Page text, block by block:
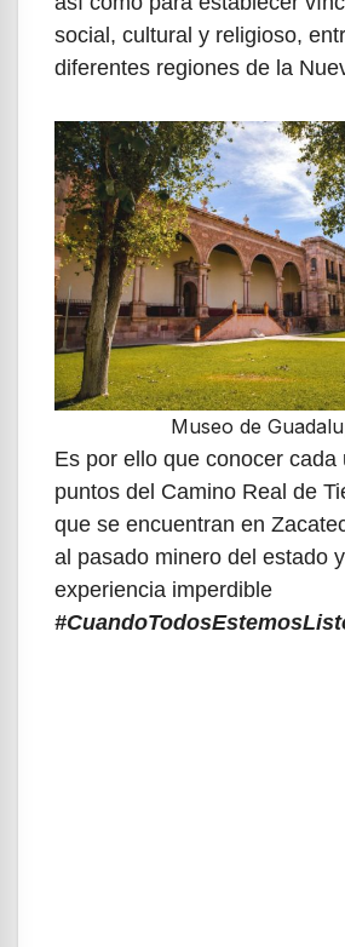
social, cultural y religioso,
diferentes regiones de la
Museo de
Es por ello que conocer cada
puntos del Camino Real de
que se encuentran en
al pasado minero del estado
experiencia imperdible